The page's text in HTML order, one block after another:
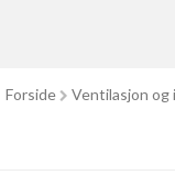
Forside Ventilasjon og